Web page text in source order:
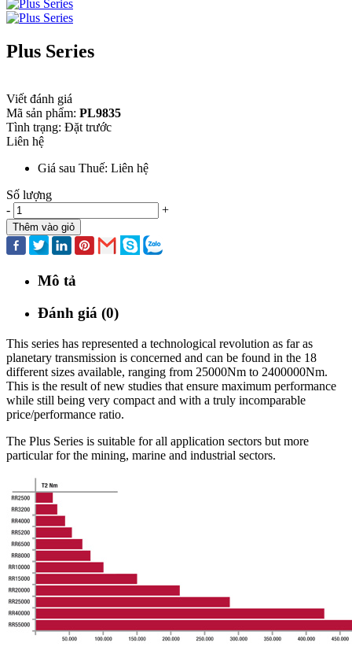
Plus Series
Viết đánh giá
Mã sản phẩm: PL9835
Tình trạng: Đặt trước
Liên hệ
Giá sau Thuế: Liên hệ
Số lượng
-
+
Thêm vào giỏ
Mô tả
Đánh giá (0)
This series has represented a technological revolution as far as
planetary transmission is concerned and can be found in the 18
different sizes available, ranging from 25000Nm to 2400000Nm.
This is the result of new studies that ensure maximum performance
while still being very compact and with a truly incomparable
price/performance ratio.
The Plus Series is suitable for all application sectors but more
particular for the mining, marine and industrial sectors.